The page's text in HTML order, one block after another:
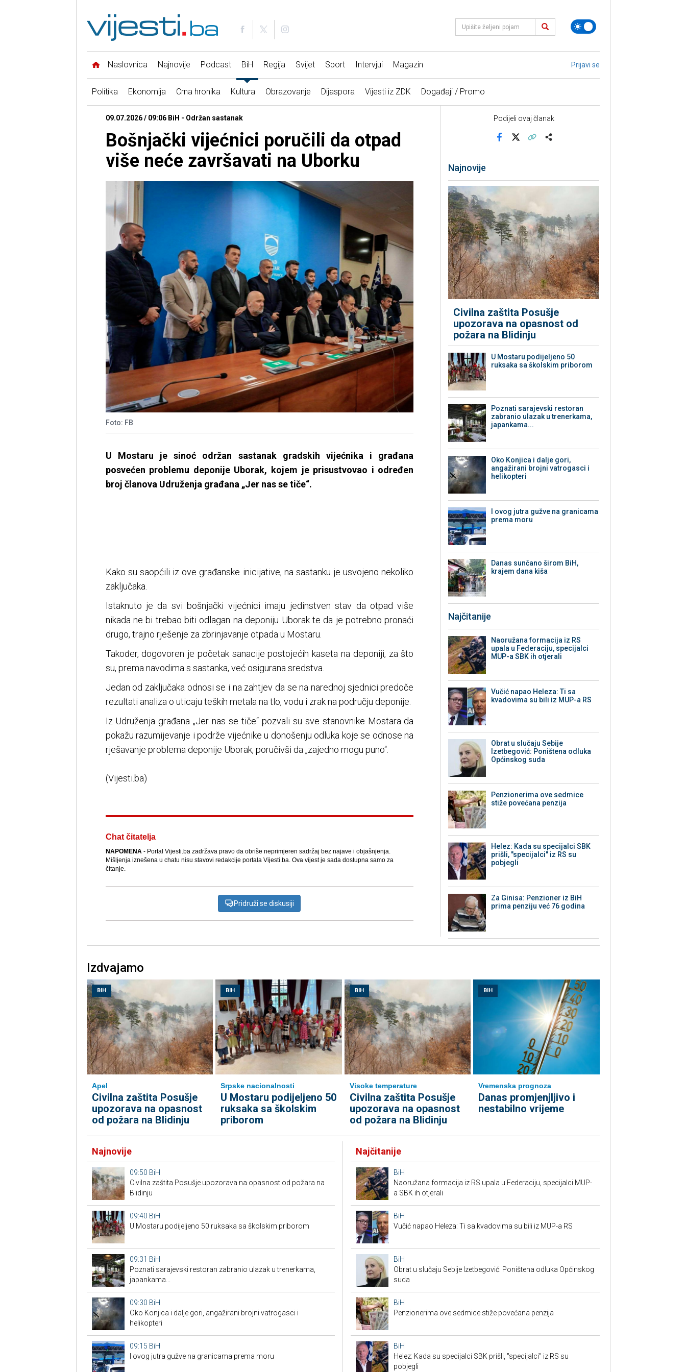
Naslovnica Najnovije Podcast BiH Regija Svijet Sport Intervjui Magazin Prijavi se
Politika Ekonomija Crna hronika Kultura Obrazovanje Dijaspora Vijesti iz ZDK Događaji / Promo
09.07.2026 / 09:06 BiH - Održan sastanak
Bošnjački vijećnici poručili da otpad
više neće završavati na Uborku
Foto: FB
U Mostaru je sinoć održan sastanak gradskih vijećnika i građana
posvećen problemu deponije Uborak, kojem je prisustvovao i određen
broj članova Udruženja građana „Jer nas se tiče“.
Kako su saopćili iz ove građanske inicijative, na sastanku je usvojeno nekoliko
zaključaka.
Istaknuto je da svi bošnjački vijećnici imaju jedinstven stav da otpad više
nikada ne bi trebao biti odlagan na deponiju Uborak te da je potrebno pronaći
drugo, trajno rješenje za zbrinjavanje otpada u Mostaru.
Također, dogovoren je početak sanacije postojećih kaseta na deponiji, za što
su, prema navodima s sastanka, već osigurana sredstva.
Jedan od zaključaka odnosi se i na zahtjev da se na narednoj sjednici predoče
rezultati analiza o uticaju teških metala na tlo, vodu i zrak na području deponije.
Iz Udruženja građana „Jer nas se tiče“ pozvali su sve stanovnike Mostara da
pokažu razumijevanje i podrže vijećnike u donošenju odluka koje se odnose na
rješavanje problema deponije Uborak, poručivši da „zajedno mogu puno“.
(Vijesti.ba)
Chat čitatelja
NAPOMENA- Portal Vijesti.ba zadržava pravo da obriše neprimjeren sadržaj bez najave i objašnjenja.
Mišljenja iznešena u chatu nisu stavovi redakcije portala Vijesti.ba. Ova vijest je sada dostupna samo za
čitanje.
Pridruži se diskusiji
Podijeli ovaj članak
Najnovije
Civilna zaštita Posušje
upozorava na opasnost od
požara na Blidinju
U Mostaru podijeljeno 50
ruksaka sa školskim priborom
Poznati sarajevski restoran
zabranio ulazak u trenerkama,
japankama...
Oko Konjica i dalje gori,
angažirani brojni vatrogasci i
helikopteri
I ovog jutra gužve na granicama
prema moru
Danas sunčano širom BiH,
krajem dana kiša
Najčitanije
Naoružana formacija iz RS
upala u Federaciju, specijalci
MUP-a SBK ih otjerali
Vučić napao Heleza: Ti sa
kvadovima su bili iz MUP-a RS
Obrat u slučaju Sebije
Izetbegović: Poništena odluka
Općinskog suda
Penzionerima ove sedmice
stiže povećana penzija
Helez: Kada su specijalci SBK
prišli, "specijalci" iz RS su
pobjegli
Za Ginisa: Penzioner iz BiH
prima penziju već 76 godina
Izdvajamo
BIH
Apel
Civilna zaštita Posušje
upozorava na opasnost
od požara na Blidinju
BIH
Srpske nacionalnosti
U Mostaru podijeljeno 50
ruksaka sa školskim
priborom
BIH
Visoke temperature
Civilna zaštita Posušje
upozorava na opasnost
od požara na Blidinju
BIH
Vremenska prognoza
Danas promjenjljivo i
nestabilno vrijeme
Najnovije
09:50 BiH
Civilna zaštita Posušje upozorava na opasnost od požara na
Blidinju
09:40 BiH
U Mostaru podijeljeno 50 ruksaka sa školskim priborom
09:31 BiH
Poznati sarajevski restoran zabranio ulazak u trenerkama,
japankama...
09:30 BiH
Oko Konjica i dalje gori, angažirani brojni vatrogasci i
helikopteri
09:15 BiH
I ovog jutra gužve na granicama prema moru
Najčitanije
BiH
Naoružana formacija iz RS upala u Federaciju, specijalci MUP-
a SBK ih otjerali
BiH
Vučić napao Heleza: Ti sa kvadovima su bili iz MUP-a RS
BiH
Obrat u slučaju Sebije Izetbegović: Poništena odluka Općinskog
suda
BiH
Penzionerima ove sedmice stiže povećana penzija
BiH
Helez: Kada su specijalci SBK prišli, "specijalci" iz RS su
pobjegli